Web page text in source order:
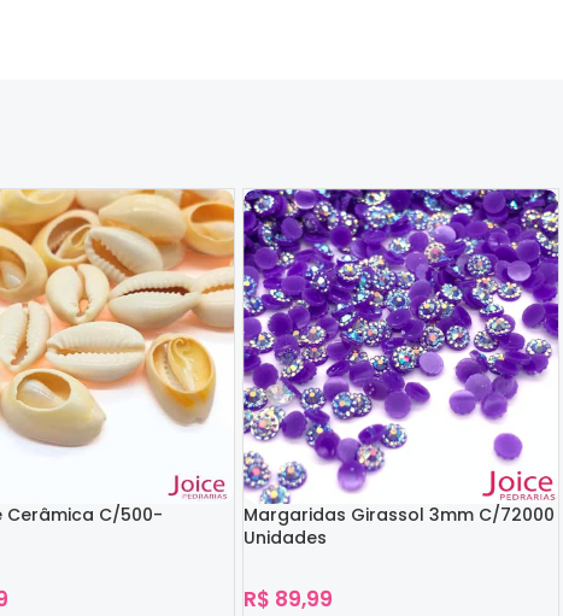
Cerâmica C/500-
Margaridas Girassol 3mm C/72000
Unidades
R$ 89,99